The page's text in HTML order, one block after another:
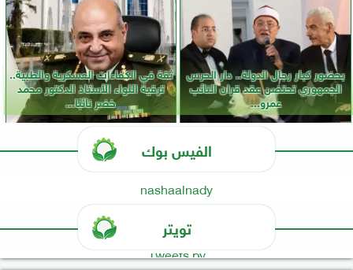
بحضور كبار رجال الدولة.. دار الحرس
الجمهوري تحتضن عقد قران النائب
عمرو...
ثقة في الكفاءات العسكرية والطبية..
ترقية اللواء الأستاذ الدكتور محمد
خضر نائبًا...
الفيس بوك
nashaalnady
تويتر
Tweets by